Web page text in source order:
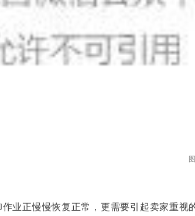
业正慢慢恢复正常，更需要引起卖家重